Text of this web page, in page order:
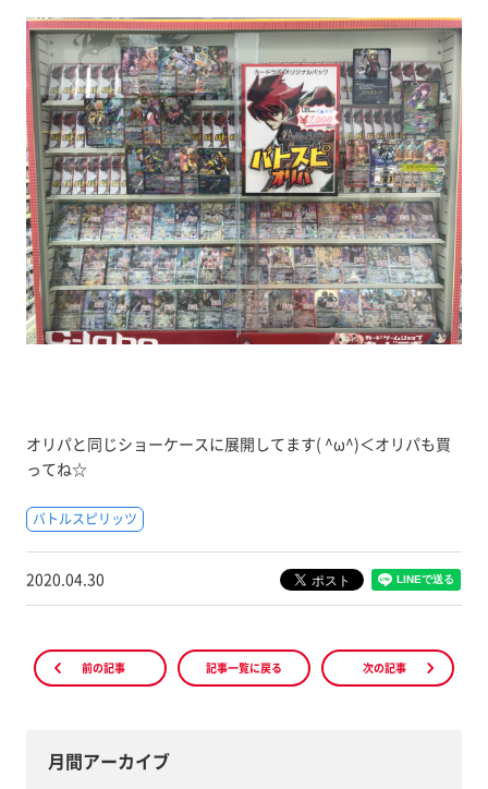
オリパと同じショーケースに展開してます( ^ω^)＜オリパも買
ってね☆
バトルスピリッツ
2020.04.30
前の記事 記事一覧に戻る 次の記事
月間アーカイブ